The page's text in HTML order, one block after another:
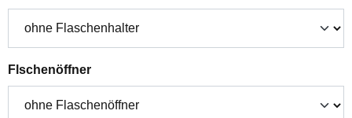
Flschenöffnerauswählen